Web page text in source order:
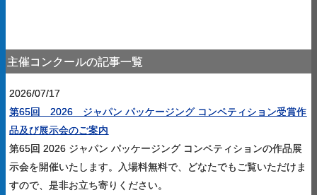
主催コンクールの記事一覧
2026/07/17
第65回 2026 ジャパン パッケージング コンペティション受賞作
品及び展示会のご案内
第65回 2026 ジャパン パッケージング コンペティションの作品展
示会を開催いたします。入場料無料で、どなたでもご覧いただけま
すので、是非お立ち寄りください。